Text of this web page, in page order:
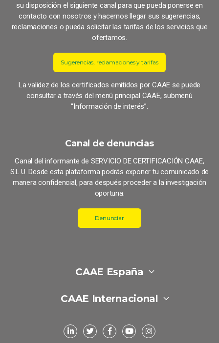
su disposición el siguiente canal para que pueda ponerse en
contacto con nosotros y hacernos llegar sus sugerencias,
reclamaciones o pueda solicitar las tarifas de los servicios que
ofertamos.
Sugerencias, reclamaciones y tarifas
La validez de los certificados emitidos por CAAE se puede
consultar a través del menú principal CAAE, submenú
“Información de interés”.
Canal de denuncias
Canal del informante de SERVICIO DE CERTIFICACIÓN CAAE,
S.L.U. Desde esta plataforma podrás exponer tu comunicado de
manera confidencial, para después proceder a la investigación
oportuna.
Denunciar
CAAE España
CAAE Internacional